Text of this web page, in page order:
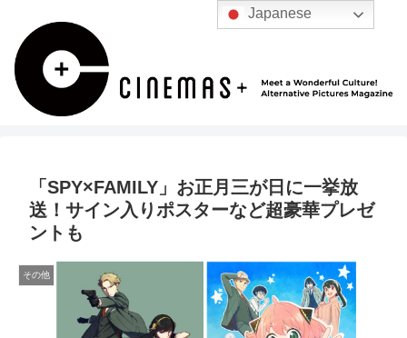
「SPY×FAMILY」お正月三が日に一挙放
送！サイン⼊りポスターなど超豪華プレゼ
ントも
その他
Japanese